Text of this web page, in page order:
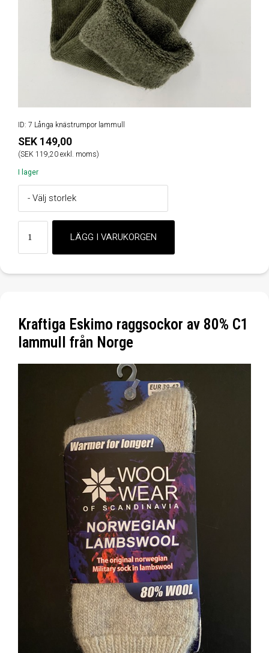
ID: 7 Långa knästrumpor lammull
SEK 149,00
(SEK 119,20 exkl. moms)
I lager
Kraftiga Eskimo raggsockor av 80% C1
lammull från Norge